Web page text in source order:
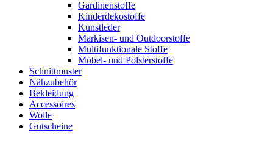
Gardinenstoffe
Kinderdekostoffe
Kunstleder
Markisen- und Outdoorstoffe
Multifunktionale Stoffe
Möbel- und Polsterstoffe
Schnittmuster
Nähzubehör
Bekleidung
Accessoires
Wolle
Gutscheine